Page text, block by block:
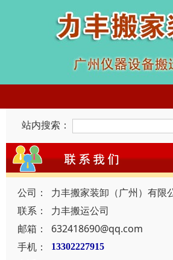
站内搜索：
公司：
力丰搬家装卸（广州）有限
联系：
力丰搬运公司
邮箱：
632418690@qq.com
手机：
13302227915